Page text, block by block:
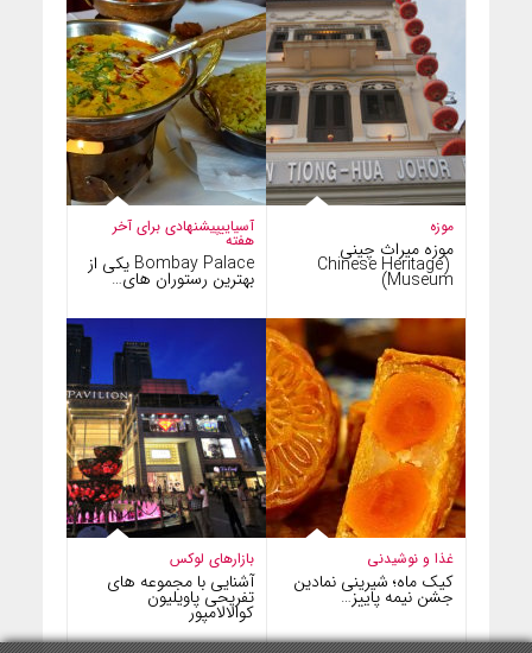
آسیاییپیشنهادی برای آخر
هفته
Bombay Palace یکی از
بهترین رستوران های…
موزه
موزه میراث چینی
(Chinese Heritage
Museum)
بازارهای لوکس
آشنایی با مجموعه های
تفریحی پاویلیون
کوالالامپور
غذا و نوشیدنی
کیک ماه؛ شیرینی نمادین
جشن نیمه پاییز…